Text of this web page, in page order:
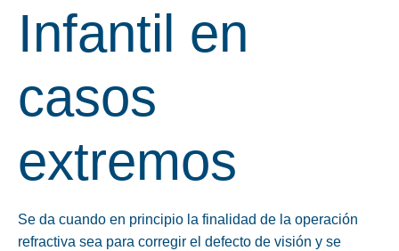
Infantil en
casos
extremos
Se da cuando en principio la finalidad de la operación
refractiva sea para corregir el defecto de visión y se